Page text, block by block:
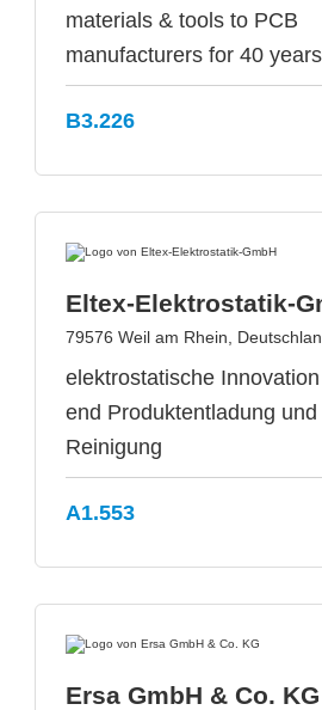
materials & tools to PCB
manufacturers for 40 years
B3.226
Eltex-Elektrostatik-
79576 Weil am Rhein,
elektrostatische
end Produktentladung und
Reinigung
A1.553
Ersa GmbH & Co. KG